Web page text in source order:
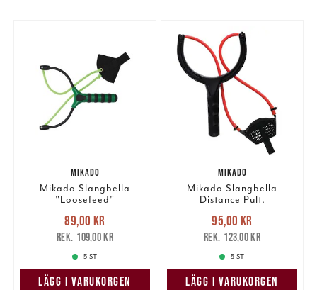
MIKADO
Mikado Slangbella
"Loosefeed"
Nuvarande pris
89,00 krTidigare pris
109,00 kr
89,00 kr
109,00 kr
5 ST
LÄGG I VARUKORGEN
MIKADO
Mikado Slangbella
Distance Pult.
Nuvarande pris
95,00 krTidigare pris
123,00 kr
95,00 kr
123,00 kr
5 ST
LÄGG I VARUKORGEN